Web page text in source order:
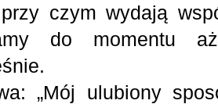
czym wydają
do momentu
„Mój ulubiony